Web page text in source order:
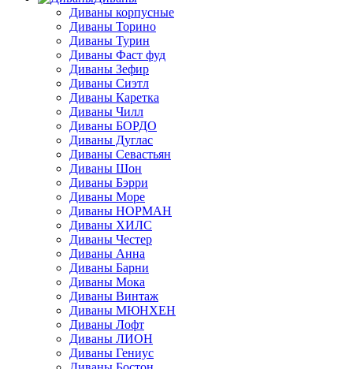
Диваны корпусные
Диваны Торино
Диваны Турин
Диваны Фаст фуд
Диваны Зефир
Диваны Сиэтл
Диваны Каретка
Диваны Чилл
Диваны БОРДО
Диваны Дуглас
Диваны Севастьян
Диваны Шон
Диваны Бэрри
Диваны Море
Диваны НОРМАН
Диваны ХИЛС
Диваны Честер
Диваны Анна
Диваны Барни
Диваны Мока
Диваны Винтаж
Диваны МЮНХЕН
Диваны Лофт
Диваны ЛИОН
Диваны Гениус